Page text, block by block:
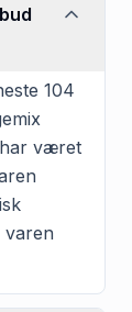
104
været
varen